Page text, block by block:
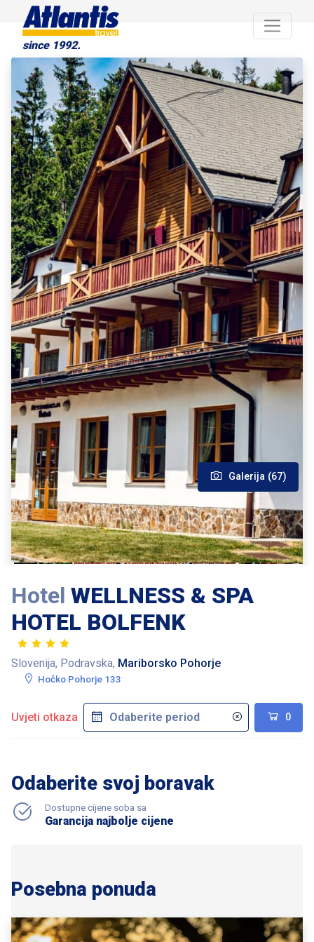
since 1992.
Galerija (67)
Hotel WELLNESS & SPA
HOTEL BOLFENK
Slovenija, Podravska, Mariborsko Pohorje
Hočko Pohorje 133
Uvjeti otkaza 0
Odaberite svoj boravak
Dostupne cijene soba sa
Garancija najbolje cijene
Posebna ponuda